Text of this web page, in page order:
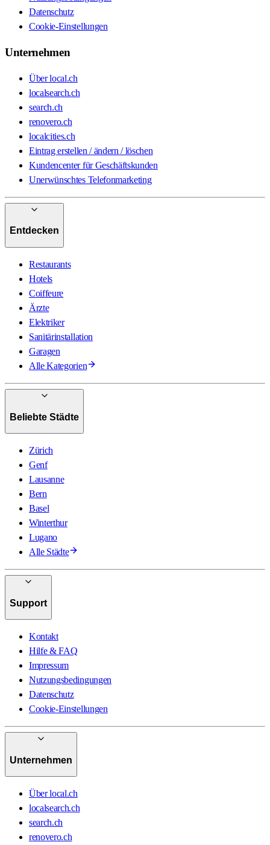
Datenschutz
Cookie-Einstellungen
Unternehmen
Über local.ch
localsearch.ch
search.ch
renovero.ch
localcities.ch
Eintrag erstellen / ändern / löschen
Kundencenter für Geschäftskunden
Unerwünschtes Telefonmarketing
Entdecken
Restaurants
Hotels
Coiffeure
Ärzte
Elektriker
Sanitärinstallation
Garagen
Alle Kategorien
Beliebte Städte
Zürich
Genf
Lausanne
Bern
Basel
Winterthur
Lugano
Alle Städte
Support
Kontakt
Hilfe & FAQ
Impressum
Nutzungsbedingungen
Datenschutz
Cookie-Einstellungen
Unternehmen
Über local.ch
localsearch.ch
search.ch
renovero.ch